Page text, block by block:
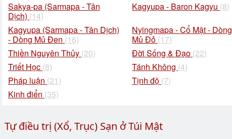
Sakya-pa (Sarmapa - Tân
Dịch) (14)
Kagyupa - Baron Kagyu (8)
Kagyupa (Sarmapa - Tân Dịch)
- Dòng Mủ Đen (16)
Nyingmapa - Cổ Mật - Dòng
Mủ Đỏ (17)
Thiền Nguyên Thủy (20) Đời Sống & Đạo (22)
Triết Học (8) Tánh Không (4)
Pháp luận (21) Tịnh độ (7)
Kinh điển (35)
Tự điều trị (Xổ, Trục) Sạn ở Túi Mật